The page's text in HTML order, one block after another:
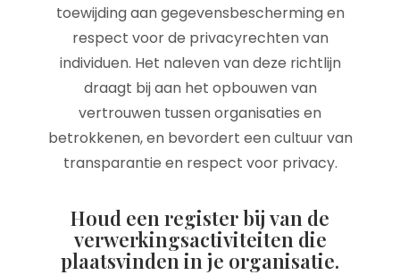
toewijding aan gegevensbescherming en
respect voor de privacyrechten van
individuen. Het naleven van deze richtlijn
draagt bij aan het opbouwen van
vertrouwen tussen organisaties en
betrokkenen, en bevordert een cultuur van
transparantie en respect voor privacy.
Houd een register bij van de
verwerkingsactiviteiten die
plaatsvinden in je organisatie.